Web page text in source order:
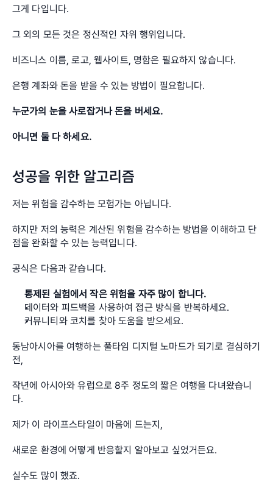
그게 다입니다.
그 외의 모든 것은 정신적인 자위 행위입니다.
비즈니스 이름, 로고, 웹사이트, 명함은 필요하지 않습니다.
은행 계좌와 돈을 받을 수 있는 방법이 필요합니다.
누군가의 눈을 사로잡거나 돈을 버세요.
아니면 둘 다 하세요.
성공을 위한 알고리즘
저는 위험을 감수하는 모험가는 아닙니다.
하지만 저의 능력은 계산된 위험을 감수하는 방법을 이해하고 단
점을 완화할 수 있는 능력입니다.
공식은 다음과 같습니다.
통제된 실험에서 작은 위험을 자주 많이 합니다.
데이터와 피드백을 사용하여 접근 방식을 반복하세요.
커뮤니티와 코치를 찾아 도움을 받으세요.
동남아시아를 여행하는 풀타임 디지털 노마드가 되기로 결심하기
전,
작년에 아시아와 유럽으로 8주 정도의 짧은 여행을 다녀왔습니
다.
제가 이 라이프스타일이 마음에 드는지,
새로운 환경에 어떻게 반응할지 알아보고 싶었거든요.
실수도 많이 했죠.